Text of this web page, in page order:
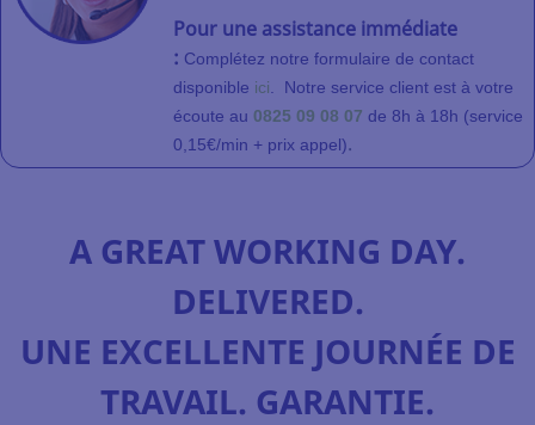
Pour une assistance immédiate
: Complétez notre formulaire de contact
disponible ici Notre service client est à votre
écoute au 0825 09 08 07 de 8h à 18h (service
0,15€/min + prix appel).
A GREAT WORKING DAY.
DELIVERED.
UNE EXCELLENTE JOURNÉE DE
TRAVAIL. GARANTIE.